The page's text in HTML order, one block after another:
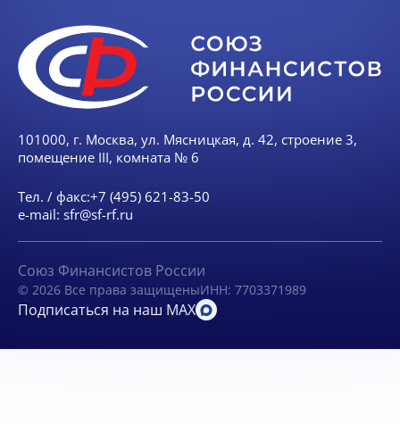
101000, г. Москва, ул. Мясницкая, д. 42, строение 3,
помещение III, комната № 6
Тел. / факс:+7 (495) 621-83-50
e-mail: sfr@sf-rf.ru
Союз Финансистов России
© 2026 Все права защищеныИНН: 7703371989
Подписаться на наш MAX